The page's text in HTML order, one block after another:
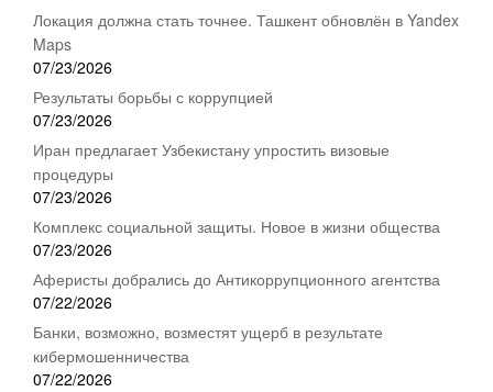
Локация должна стать точнее. Ташкент обновлён в Yandex
Maps
07/23/2026
Результаты борьбы с коррупцией
07/23/2026
Иран предлагает Узбекистану упростить визовые
процедуры
07/23/2026
Комплекс социальной защиты. Новое в жизни общества
07/23/2026
Аферисты добрались до Антикоррупционного агентства
07/22/2026
Банки, возможно, возместят ущерб в результате
кибермошенничества
07/22/2026